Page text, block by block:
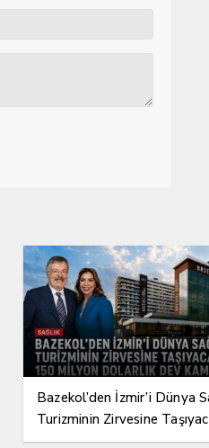
Bazekol’den İzmir’i Dünya
Turizminin Zirvesine
150 Milyon Dolarlık Dev